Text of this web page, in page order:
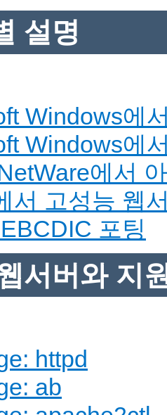
설명
Windows에
Windows에
에서
서 고성능 웹
포팅
서버와 지
httpd
ab